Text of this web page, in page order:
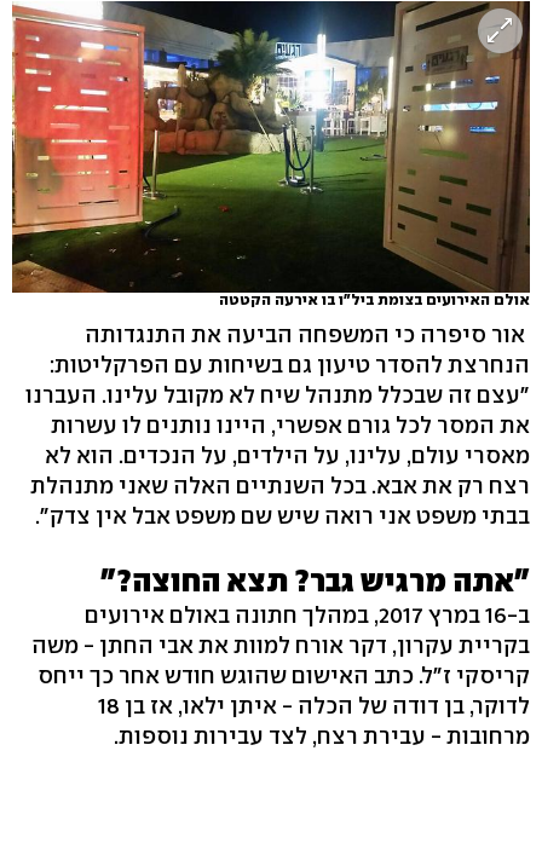
אולם האירועים בצומת ביל"ו בו אירעה הקטטה
אור סיפרה כי המשפחה הביעה את התנגדותה
הנחרצת להסדר טיעון גם בשיחות עם הפרקליטות:
"עצם זה שבכלל מתנהל שיח לא מקובל עלינו. העברנו
את המסר לכל גורם אפשרי, היינו נותנים לו עשרות
מאסרי עולם, עלינו, על הילדים, על הנכדים. הוא לא
רצח רק את אבא. בכל השנתיים האלה שאני מתנהלת
בבתי משפט אני רואה שיש שם משפט אבל אין צדק".
"אתה מרגיש גבר? תצא החוצה?"
ב-16 במרץ 2017, במהלך חתונה באולם אירועים
בקריית עקרון, דקר אורח למוות את אבי החתן - משה
קריסקי ז"ל. כתב האישום שהוגש חודש אחר כך ייחס
לדוקר, בן דודה של הכלה - איתן ילאו, אז בן 18
מרחובות - עבירת רצח, לצד עבירות נוספות.